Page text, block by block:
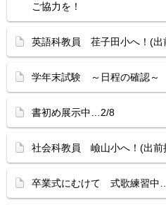
ご協力を！
英語科教員 荏子田小へ！(
学年末試験 ～日程の確認～
書初め展示中…2/8
社会科教員 嶮山小へ！(出
卒業式にむけて 式歌練